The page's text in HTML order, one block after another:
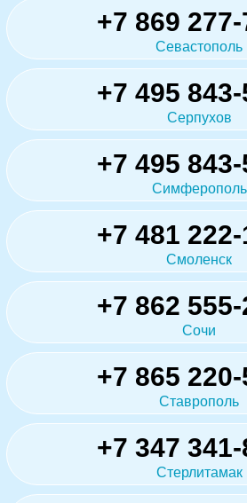
+7 869
Севастополь
+7 495
Серпухов
+7 495
Симферополь
+7 481
Смоленск
+7 862
Сочи
+7 865
Ставрополь
+7 347
Стерлитамак